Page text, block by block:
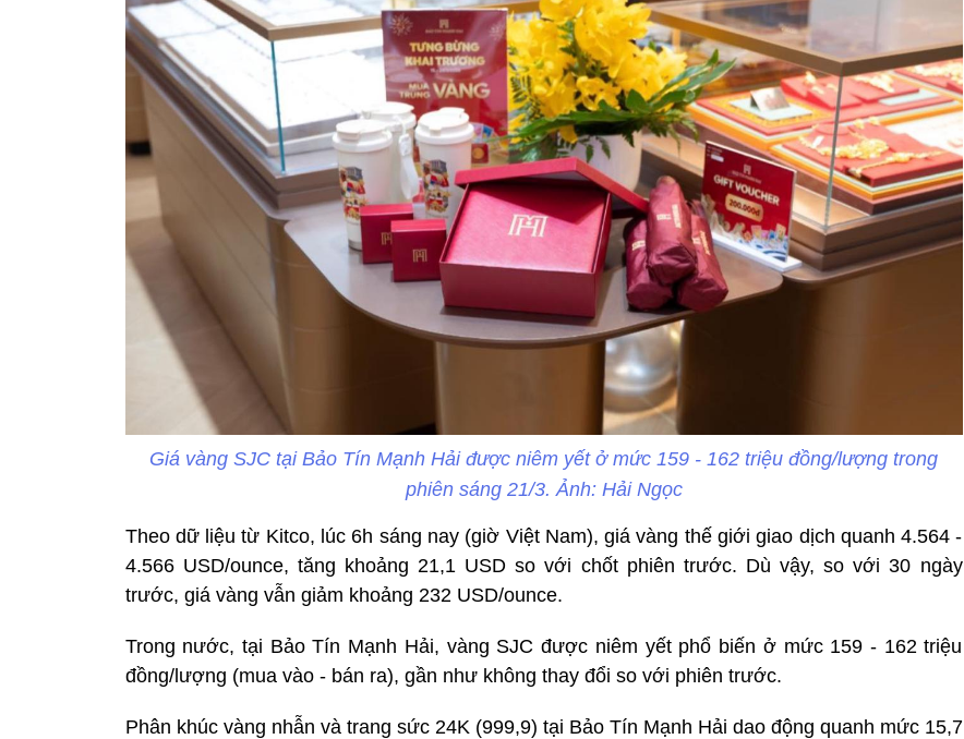
Giá vàng SJC tại Bảo Tín Mạnh Hải được niêm yết ở mức 159 - 162 triệu đồng/lượng trong
phiên sáng 21/3. Ảnh: Hải Ngọc
Theo dữ liệu từ Kitco, lúc 6h sáng nay (giờ Việt Nam), giá vàng thế giới giao dịch quanh 4.564 -
4.566 USD/ounce, tăng khoảng 21,1 USD so với chốt phiên trước. Dù vậy, so với 30 ngày
trước, giá vàng vẫn giảm khoảng 232 USD/ounce.
Trong nước, tại Bảo Tín Mạnh Hải, vàng SJC được niêm yết phổ biến ở mức 159 - 162 triệu
đồng/lượng (mua vào - bán ra), gần như không thay đổi so với phiên trước.
Phân khúc vàng nhẫn và trang sức 24K (999,9) tại Bảo Tín Mạnh Hải dao động quanh mức 15,7